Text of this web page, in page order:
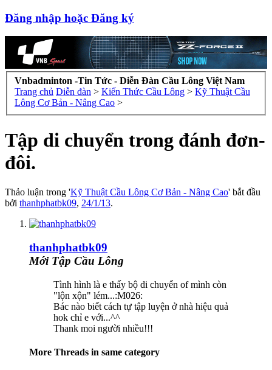
Đăng nhập hoặc Đăng ký
Vnbadminton -Tin Tức - Diễn Đàn Cầu Lông Việt Nam
Trang chủ Diễn đàn > Kiến Thức Cầu Lông > Kỹ Thuật Cầu
Lông Cơ Bản - Nâng Cao >
Tập di chuyển trong đánh đơn-
đôi.
Thảo luận trong 'Kỹ Thuật Cầu Lông Cơ Bản - Nâng Cao' bắt đầu
bởi thanhphatbk09, 24/1/13.
thanhphatbk09
Mới Tập Cầu Lông
Tình hình là e thấy bộ di chuyển of mình còn
"lộn xộn" lém...:M026:
Bác nào biết cách tự tập luyện ở nhà hiệu quả
hok chỉ e với...^^
Thank moi người nhiều!!!
More Threads in same category